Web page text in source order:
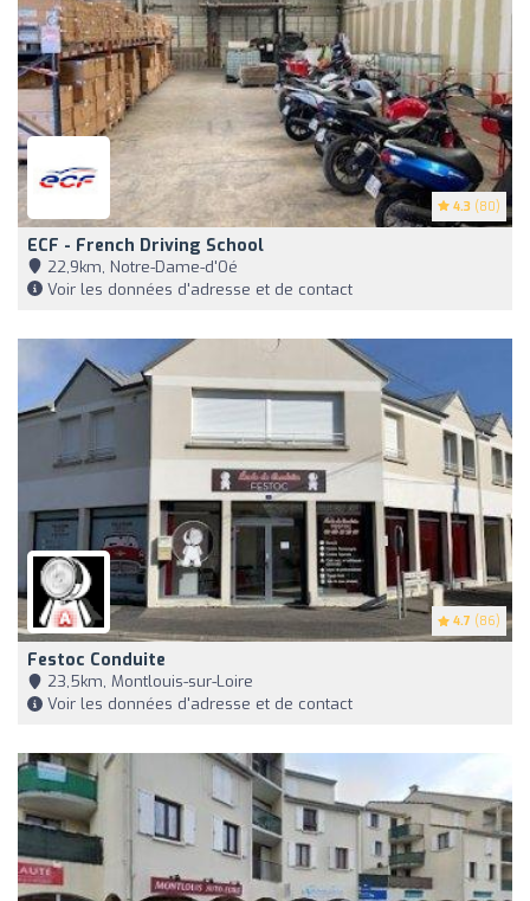
4.3 (80)
ECF - French Driving School
22,9km, Notre-Dame-d'Oé
Voir les données d'adresse et de contact
4.7 (86)
Festoc Conduite
23,5km, Montlouis-sur-Loire
Voir les données d'adresse et de contact